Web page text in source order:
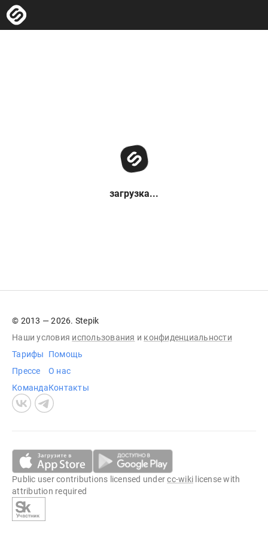
загрузка...
© 2013 — 2026. Stepik
Наши условия использования и конфиденциальности
Тарифы
Прессе
Команда
Помощь
О нас
Контакты
Public user contributions licensed undercc-wiki license with
attribution required